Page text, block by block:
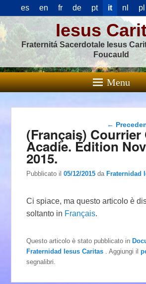
es en fr de pt it nl pl
Iesus
Fraternitá Sacerdotale Iesus
Foucauld
Menu
←
(Français) Courrier
Acadie. Édition
2015.
Pubblicato il05/12/2015 daFraternidad
Ci spiace, ma questo articolo è
soltanto in Français.
Questo articolo è stato pubblicato in
Fraternidad Iesus Caritas
. Aggiungi il
segnalibri.